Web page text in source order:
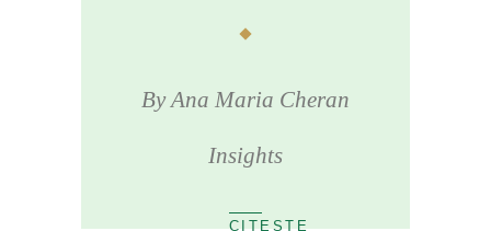
ByAna Maria Cheran
Insights